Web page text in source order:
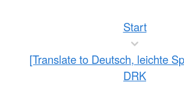
Start
[Translate to Deutsch, leichte
DRK